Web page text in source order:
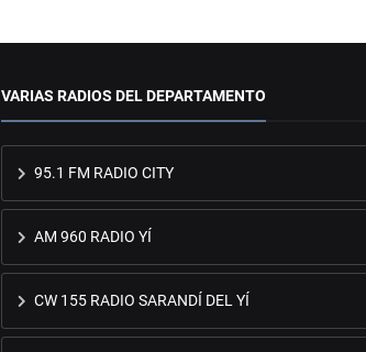
VARIAS RADIOS DEL DEPARTAMENTO
95.1 FM RADIO CITY
AM 960 RADIO YÍ
CW 155 RADIO SARANDÍ DEL YÍ